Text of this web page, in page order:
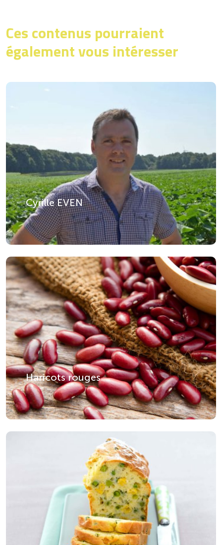
Ces contenus pourraient
également vous intéresser
Cyrille EVEN
Haricots rouges